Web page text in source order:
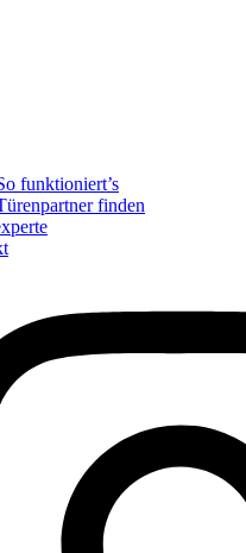
funktioniert’s
finden